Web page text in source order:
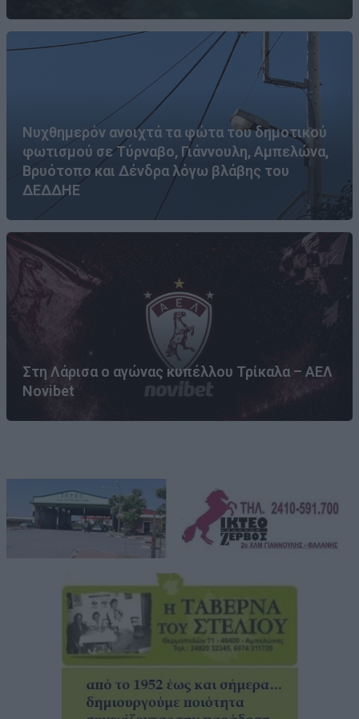
Νυχθημερόν ανοιχτά τα φώτα του δημοτικού
φωτισμού σε Τύρναβο, Γιάννουλη, Αμπελώνα,
Βρυότοπο και Δένδρα λόγω βλάβης του
ΔΕΔΔΗΕ
Στη Λάρισα ο αγώνας κυπέλλου Τρίκαλα – ΑΕΛ
Novibet